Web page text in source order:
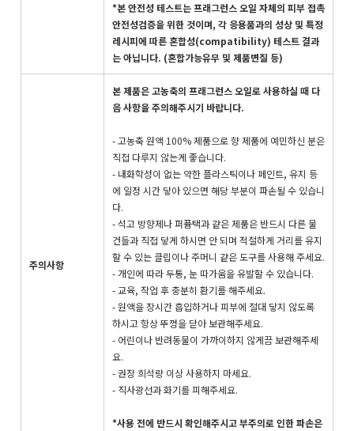
*본 안전성 테스트는 프래그런스 오일 자체의 피부 접촉
안전성검증을 위한 것이며, 각 응용품과의 성상 및 특정
레시피에 따른 혼합성(compatibility) 테스트 결과
는 아닙니다. (혼합가능유무 및 제품변질 등)
주의사항
본 제품은 고농축의 프래그런스 오일로 사용하실 때 다
음 사항을 주의해주시기 바랍니다.
- 고농축 원액 100% 제품으로 향 제품에 예민하신 분은
직접 다루지 않는게 좋습니다.
- 내화학성이 없는 약한 플라스틱이나 페인트, 유지 등
에 일정 시간 닿아 있으면 해당 부분이 파손될 수 있습니
다.
- 석고 방향제나 퍼퓸택과 같은 제품은 반드시 다른 물
건들과 직접 닿게 하시면 안 되며 적절하게 거리를 유지
할 수 있는 클립이나 주머니 같은 도구를 사용해 주세요.
- 개인에 따라 두통, 눈 따가움을 유발할 수 있습니다.
- 교육, 작업 후 충분히 환기를 해주세요.
- 원액을 장시간 흡입하거나 피부에 절대 닿지 않도록
하시고 항상 뚜껑을 닫아 보관해주세요.
- 어린이나 반려동물이 가까이하지 않게끔 보관해주세
요.
- 권장 희석량 이상 사용하지 마세요.
- 직사광선과 화기를 피해주세요.
*사용 전에 반드시 확인해주시고 부주의로 인한 파손은